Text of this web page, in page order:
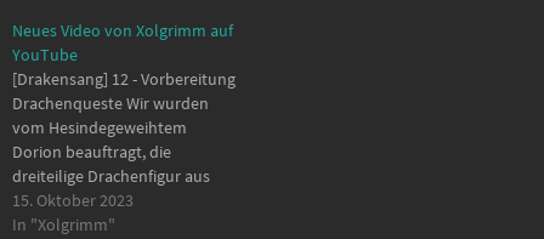
nächste Rätsel. Danach noch
kurz zum Grafen und mit Ritter
Traldar reden, bevor wir uns
um Trolle? kümmern.
Außerdem…
Neues Video von Xolgrimm auf
YouTube
[Drakensang] 12 - Vorbereitung
Drachenqueste Wir wurden
vom Hesindegeweihtem
Dorion beauftragt, die
dreiteilige Drachenfigur aus
dem Keller zu bergen. Wo
kommen denn diese
15. Oktober 2023
In "Xolgrimm"